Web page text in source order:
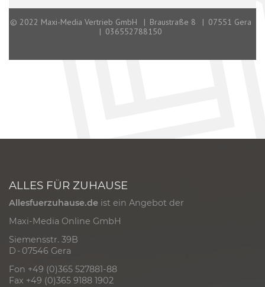
ALLES FÜR ZUHAUSE
Allesfuerzuhause.de ist ein Angebot der
Maxi-Media Online GmbH
Siemensstr. 39B
D - 07546 Gera
Fon +49 (0)365 527881-88
Fax +49 (0)365 9188 1902